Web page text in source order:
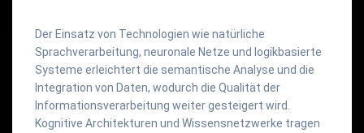
Der Einsatz von Technologien wie natürliche
Sprachverarbeitung, neuronale Netze und logikbasierte
Systeme erleichtert die semantische Analyse und die
Integration von Daten, wodurch die Qualität der
Informationsverarbeitung weiter gesteigert wird.
Kognitive Architekturen und Wissensnetzwerke tragen